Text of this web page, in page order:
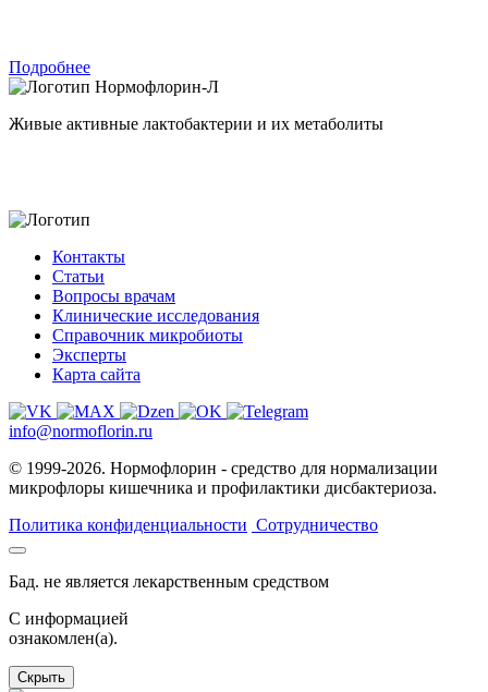
Подробнее
Нормофлорин-Л
Живые активные лактобактерии и их метаболиты
Контакты
Статьи
Вопросы врачам
Клинические исследования
Справочник микробиоты
Эксперты
Карта сайта
info@normoflorin.ru
© 1999-2026. Нормофлорин - средство для нормализации
микрофлоры кишечника и профилактики дисбактериоза.
Политика конфиденциальности Сотрудничество
Бад. не является лекарственным средством
C информацией
ознакомлен(а).
Скрыть